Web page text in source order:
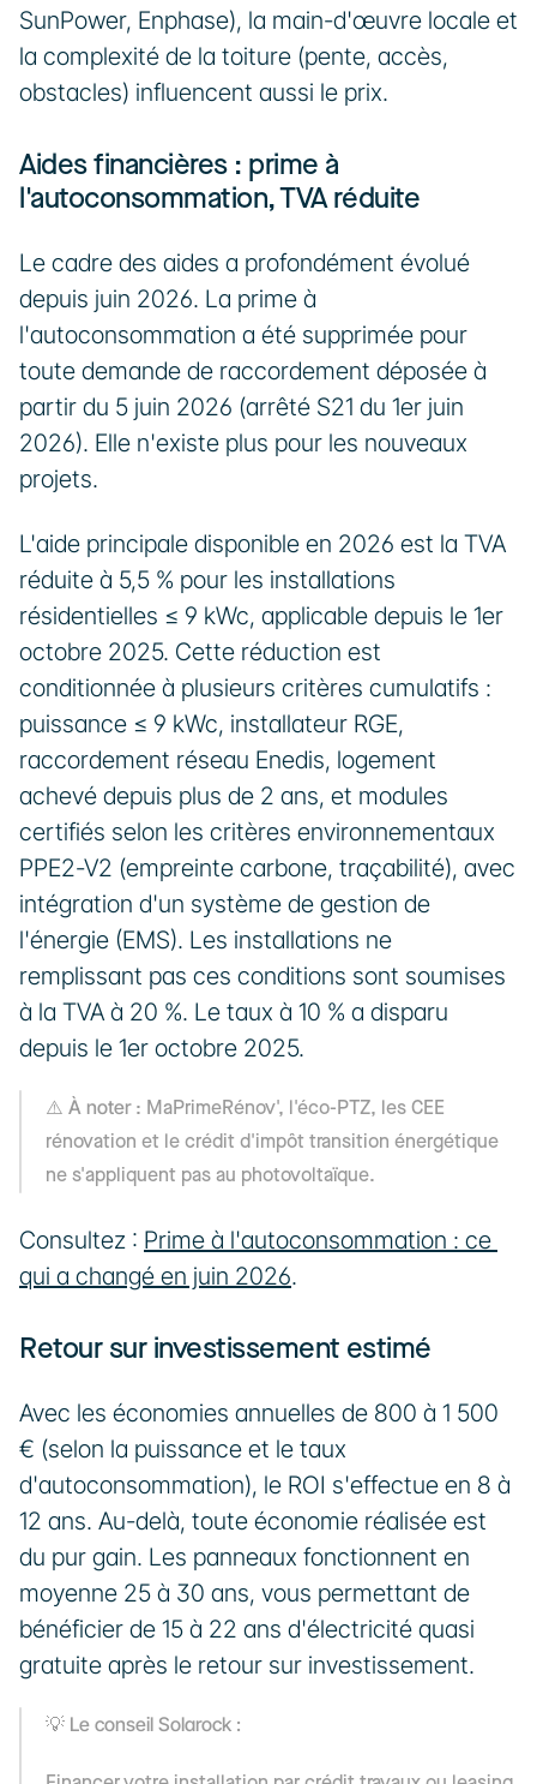
SunPower, Enphase), la main-d'œuvre locale et
la complexité de la toiture (pente, accès,
obstacles) influencent aussi le prix.
Aides financières : prime à
l'autoconsommation, TVA réduite
Le cadre des aides a profondément évolué
depuis juin 2026. La prime à
l'autoconsommation a été supprimée pour
toute demande de raccordement déposée à
partir du 5 juin 2026 (arrêté S21 du 1er juin
2026). Elle n'existe plus pour les nouveaux
projets.
L'aide principale disponible en 2026 est la TVA
réduite à 5,5 % pour les installations
résidentielles ≤ 9 kWc, applicable depuis le 1er
octobre 2025. Cette réduction est
conditionnée à plusieurs critères cumulatifs :
puissance ≤ 9 kWc, installateur RGE,
raccordement réseau Enedis, logement
achevé depuis plus de 2 ans, et modules
certifiés selon les critères environnementaux
PPE2-V2 (empreinte carbone, traçabilité), avec
intégration d'un système de gestion de
l'énergie (EMS). Les installations ne
remplissant pas ces conditions sont soumises
à la TVA à 20 %. Le taux à 10 % a disparu
depuis le 1er octobre 2025.
⚠️ À noter : MaPrimeRénov', l'éco-PTZ, les CEE
rénovation et le crédit d'impôt transition énergétique
ne s'appliquent pas au photovoltaïque.
Consultez : Prime à l'autoconsommation : ce
qui a changé en juin 2026.
Retour sur investissement estimé
Avec les économies annuelles de 800 à 1 500
€ (selon la puissance et le taux
d'autoconsommation), le ROI s'effectue en 8 à
12 ans. Au-delà, toute économie réalisée est
du pur gain. Les panneaux fonctionnent en
moyenne 25 à 30 ans, vous permettant de
bénéficier de 15 à 22 ans d'électricité quasi
gratuite après le retour sur investissement.
💡 Le conseil Solarock :